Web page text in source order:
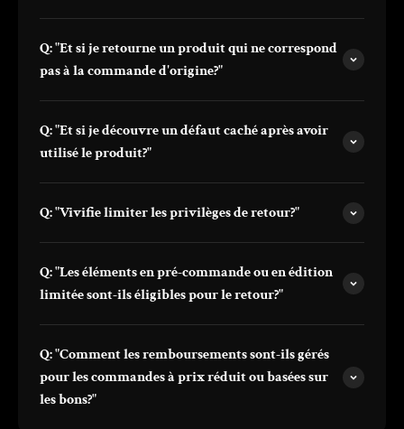
Q: "Et si je retourne un produit qui ne correspond
pas à la commande d'origine?"
Q: "Et si je découvre un défaut caché après avoir
utilisé le produit?"
Q: "Vivifie limiter les privilèges de retour?"
Q: "Les éléments en pré-commande ou en édition
limitée sont-ils éligibles pour le retour?"
Q: "Comment les remboursements sont-ils gérés
pour les commandes à prix réduit ou basées sur
les bons?"